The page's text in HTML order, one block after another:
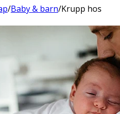
/Baby & barn/Krupp hos